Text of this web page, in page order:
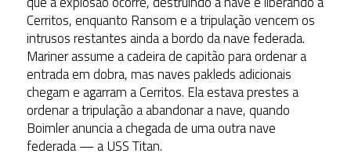
Cerritos, enquanto Ransom e a tripulação vencem os
intrusos restantes ainda a bordo da nave federada.
Mariner assume a cadeira de capitão para ordenar a
entrada em dobra, mas naves pakleds adicionais
chegam e agarram a Cerritos. Ela estava prestes a
ordenar a tripulação a abandonar a nave, quando
Boimler anuncia a chegada de uma outra nave
federada — a USS Titan.